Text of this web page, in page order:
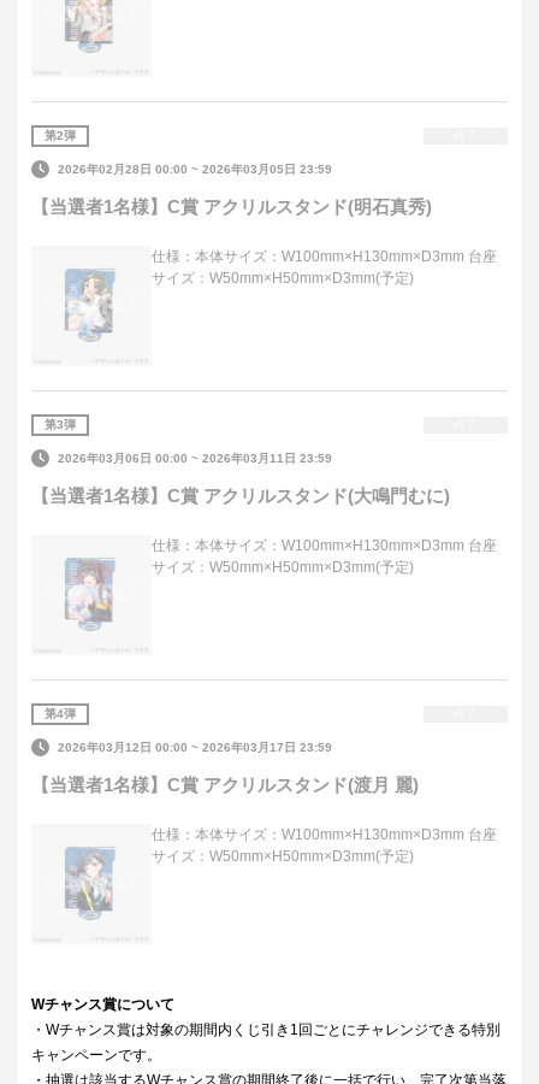
第2弾
2026年02月28日 00:00 ~2026年03月05日 23:59
【当選者1名様】C賞 アクリルスタンド(明石真秀)
仕様：本体サイズ：W100mm×H130mm×D3mm 台座
サイズ：W50mm×H50mm×D3mm(予定)
第3弾
2026年03月06日 00:00 ~2026年03月11日 23:59
【当選者1名様】C賞 アクリルスタンド(大鳴門むに)
仕様：本体サイズ：W100mm×H130mm×D3mm 台座
サイズ：W50mm×H50mm×D3mm(予定)
第4弾
2026年03月12日 00:00 ~2026年03月17日 23:59
【当選者1名様】C賞 アクリルスタンド(渡月 麗)
仕様：本体サイズ：W100mm×H130mm×D3mm 台座
サイズ：W50mm×H50mm×D3mm(予定)
Wチャンス賞について
・Wチャンス賞は対象の期間内くじ引き1回ごとにチャレンジできる特別
キャンペーンです。